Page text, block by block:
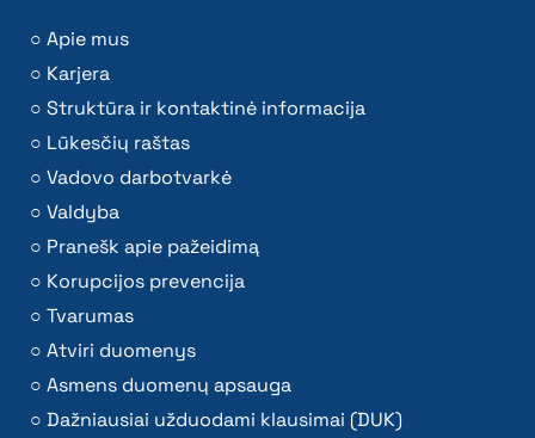
Apie mus
Karjera
Struktūra ir kontaktinė informacija
Lūkesčių raštas
Vadovo darbotvarkė
Valdyba
Pranešk apie pažeidimą
Korupcijos prevencija
Tvarumas
Atviri duomenys
Asmens duomenų apsauga
Dažniausiai užduodami klausimai (DUK)